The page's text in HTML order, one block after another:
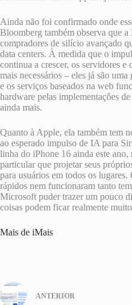
Ainda não foi confirmado onde
Bloomberg também observa que
compradores de silício avançado
data centers. À medida que o
continua a crescer, os servidores e
mais necessários – eles já são
e os serviços baseados na web
hardware pelas implementações
ainda mais.
Quanto à Apple, ela também tem
ao esperado impulso de IA para
linha do iPhone 16 ainda este ano,
particular que projetar seus
para usuários em todos os
rápidos nem funcionaram tanto
Microsoft puder trazer um pouco
coisas podem ficar realmente
Mais de iMais
ANTERIOR